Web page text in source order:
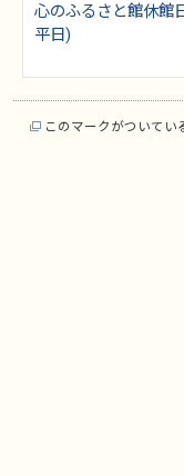
心のふるさと館休館
平日)
このマークがついてい